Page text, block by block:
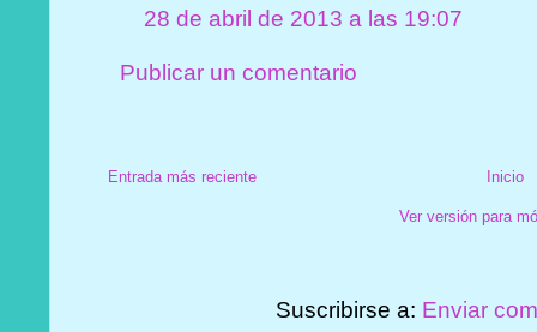
28 de abril de 2013 a las 19:07
Publicar un comentario
Entrada más reciente Inicio
Ver versión para
Suscribirse a: Enviar